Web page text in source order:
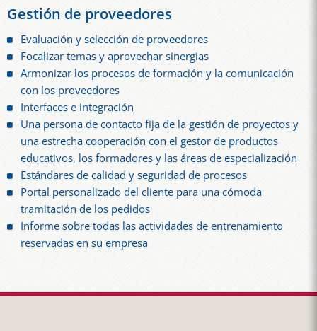
Gestión de proveedores
Evaluación y selección de proveedores
Focalizar temas y aprovechar sinergias
Armonizar los procesos de formación y la comunicación
con los proveedores
Interfaces e integración
Una persona de contacto fija de la gestión de proyectos y
una estrecha cooperación con el gestor de productos
educativos, los formadores y las áreas de especialización
Estándares de calidad y seguridad de procesos
Portal personalizado del cliente para una cómoda
tramitación de los pedidos
Informe sobre todas las actividades de entrenamiento
reservadas en su empresa